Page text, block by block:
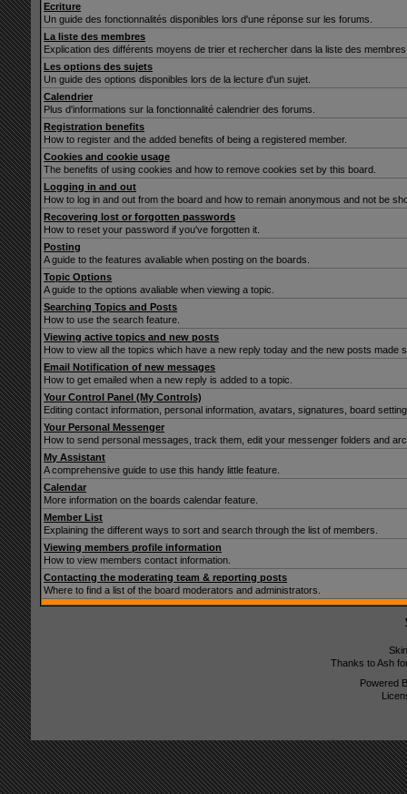
Ecriture
Un guide des fonctionnalités disponibles lors d'une réponse sur les forums.
La liste des membres
Explication des différents moyens de trier et rechercher dans la liste des
Les options des sujets
Un guide des options disponibles lors de la lecture d'un sujet.
Calendrier
Plus d'informations sur la fonctionnalité calendrier des forums.
Registration benefits
How to register and the added benefits of being a registered member.
Cookies and cookie usage
The benefits of using cookies and how to remove cookies set by this board.
Logging in and out
How to log in and out from the board and how to remain anonymous and not be
Recovering lost or forgotten passwords
How to reset your password if you've forgotten it.
Posting
A guide to the features avaliable when posting on the boards.
Topic Options
A guide to the options avaliable when viewing a topic.
Searching Topics and Posts
How to use the search feature.
Viewing active topics and new posts
How to view all the topics which have a new reply today and the new posts made
Email Notification of new messages
How to get emailed when a new reply is added to a topic.
Your Control Panel (My Controls)
Editing contact information, personal information, avatars, signatures, board
Your Personal Messenger
How to send personal messages, track them, edit your messenger folders and
My Assistant
A comprehensive guide to use this handy little feature.
Calendar
More information on the boards calendar feature.
Member List
Explaining the different ways to sort and search through the list of members.
Viewing members profile information
How to view members contact information.
Contacting the moderating team & reporting posts
Where to find a list of the board moderators and administrators.
Thanks to Ash
Powered